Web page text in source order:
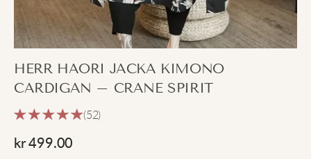
HERR HAORI JACKA KIMONO
CARDIGAN – CRANE SPIRIT
(52)
kr 499.00